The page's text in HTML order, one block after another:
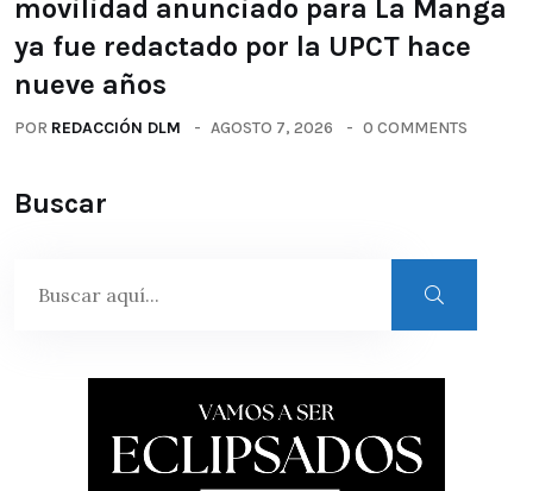
movilidad anunciado para La Manga
ya fue redactado por la UPCT hace
nueve años
POR REDACCIÓN DLM AGOSTO 7, 2026 0 COMMENTS
Buscar